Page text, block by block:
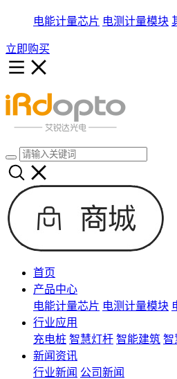
电能计量芯片 电测计量模块
立即购买
首页
产品中心
电能计量芯片 电测计量模块
行业应用
充电桩 智慧灯杆 智能建筑 智
新闻资讯
行业新闻 公司新闻